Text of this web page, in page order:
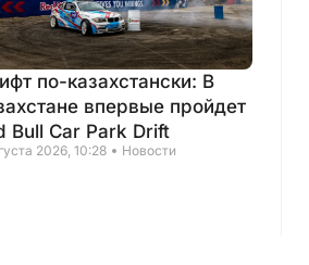
по-казахстански: В
впервые пройдет
Bull Car Park Drift
2026, 10:28 Новости